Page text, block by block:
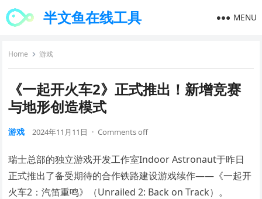
半文鱼在线工具 MENU
Home 游戏
《一起开火车2》正式推出！新增竞赛
与地形创造模式
游戏 2024年11月11日 · Comments off
瑞士总部的独立游戏开发工作室Indoor Astronaut于昨日
正式推出了备受期待的合作铁路建设游戏续作——《一起开
火车2：汽笛重鸣》（Unrailed 2: Back on Track）。